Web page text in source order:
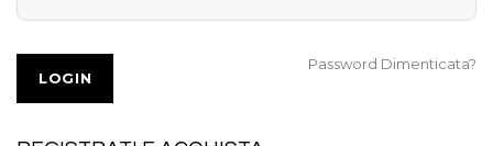
Password Dimenticata?